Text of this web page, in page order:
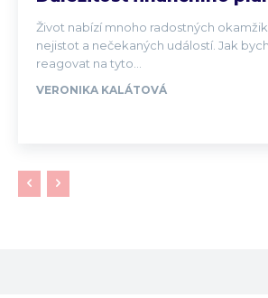
Život nabízí mnoho radostných
nejistot a nečekaných událostí. Jak
reagovat na tyto...
VERONIKA KALÁTOVÁ